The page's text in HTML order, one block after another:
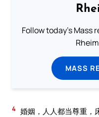
Follow today's Mass
MASS
4 婚姻，人人都当尊重，